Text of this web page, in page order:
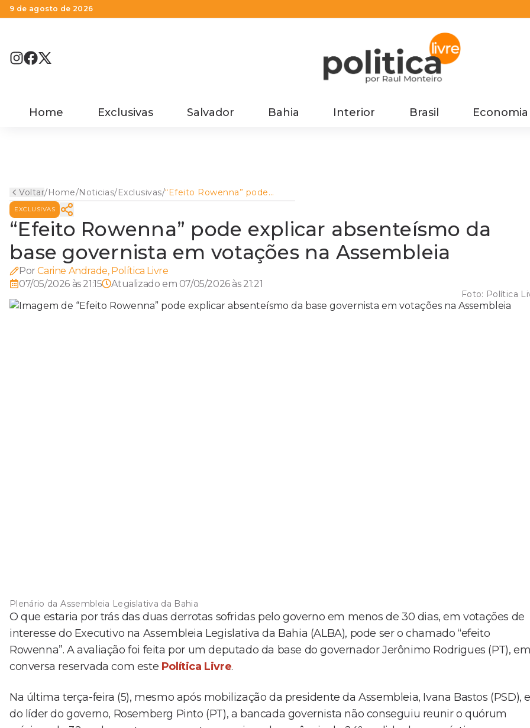
9 de agosto de 2026
Home Exclusivas Salvador Bahia Interior Brasil Economia
Voltar/Home/Noticias/Exclusivas/“Efeito Rowenna” pode
explicar absenteísmo da base
Assembleia
EXCLUSIVAS
“Efeito Rowenna” pode explicar absenteísmo da
base governista em votações na Assembleia
Por Carine Andrade, Política Livre
07/05/2026 às 21:15
Atualizado em 07/05/2026 às 21:21
Foto: Política
Plenário da Assembleia Legislativa da Bahia
O que estaria por trás das duas derrotas sofridas pelo governo em menos de 30 dias, em votações de
interesse do Executivo na Assembleia Legislativa da Bahia (ALBA), pode ser o chamado “efeito
Rowenna”. A avaliação foi feita por um deputado da base do governador Jerônimo Rodrigues (PT), em
conversa reservada com este Política Livre.
Na última terça-feira (5), mesmo após mobilização da presidente da Assembleia, Ivana Bastos (PSD), e
do líder do governo, Rosemberg Pinto (PT), a bancada governista não conseguiu reunir o quórum